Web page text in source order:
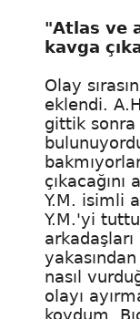
"Atlas ve
kavga
Olay
eklendi.
gittik sonra
Y.M. isimli
Y.M.'yi
nasıl
olayı
koydum.